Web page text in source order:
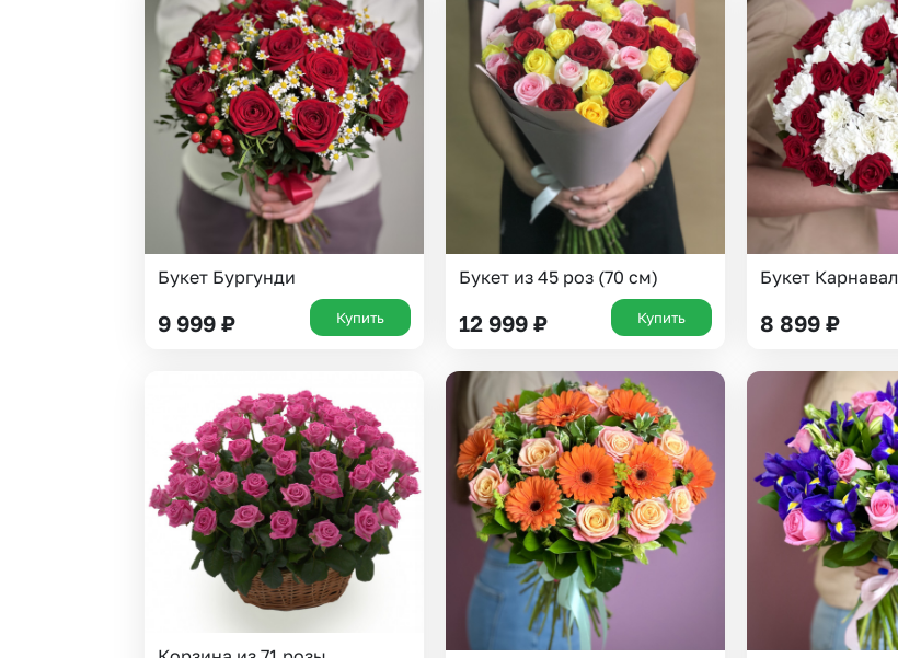
Букет Бургунди
9 999 ₽ Купить
Букет из 45 роз (70 см)
12 999 ₽ Купить
Букет Карнавал
8 899 ₽